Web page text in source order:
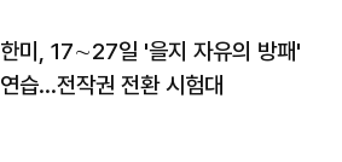
한미, 17∼27일 '을지 자유의 방패'
연습…전작권 전환 시험대